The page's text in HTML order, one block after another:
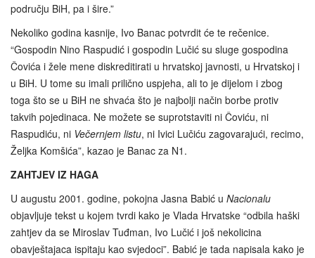
području BiH, pa i šire.”
Nekoliko godina kasnije, Ivo Banac potvrdit će te rečenice.
“Gospodin Nino Raspudić i gospodin Lučić su sluge gospodina
Čovića i žele mene diskreditirati u hrvatskoj javnosti, u Hrvatskoj i
u BiH. U tome su imali prilično uspjeha, ali to je dijelom i zbog
toga što se u BiH ne shvaća što je najbolji način borbe protiv
takvih pojedinaca. Ne možete se suprotstaviti ni Čoviću, ni
Raspudiću, ni Večernjem listu, ni Ivici Lučiću zagovarajući, recimo,
Željka Komšića”, kazao je Banac za N1.
ZAHTJEV IZ HAGA
U augustu 2001. godine, pokojna Jasna Babić u Nacionalu
objavljuje tekst u kojem tvrdi kako je Vlada Hrvatske “odbila haški
zahtjev da se Miroslav Tuđman, Ivo Lučić i još nekolicina
obavještajaca ispitaju kao svjedoci”. Babić je tada napisala kako je